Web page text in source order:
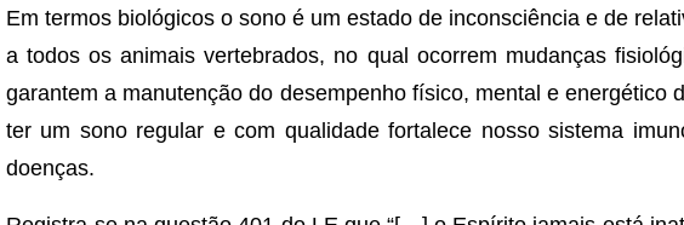
Em termos biológicos o sono é um estado de inconsciência e de
a todos os animais vertebrados, no qual ocorrem mudanças
garantem a manutenção do desempenho físico, mental e energético
ter um sono regular e com qualidade fortalece nosso sistema
doenças.